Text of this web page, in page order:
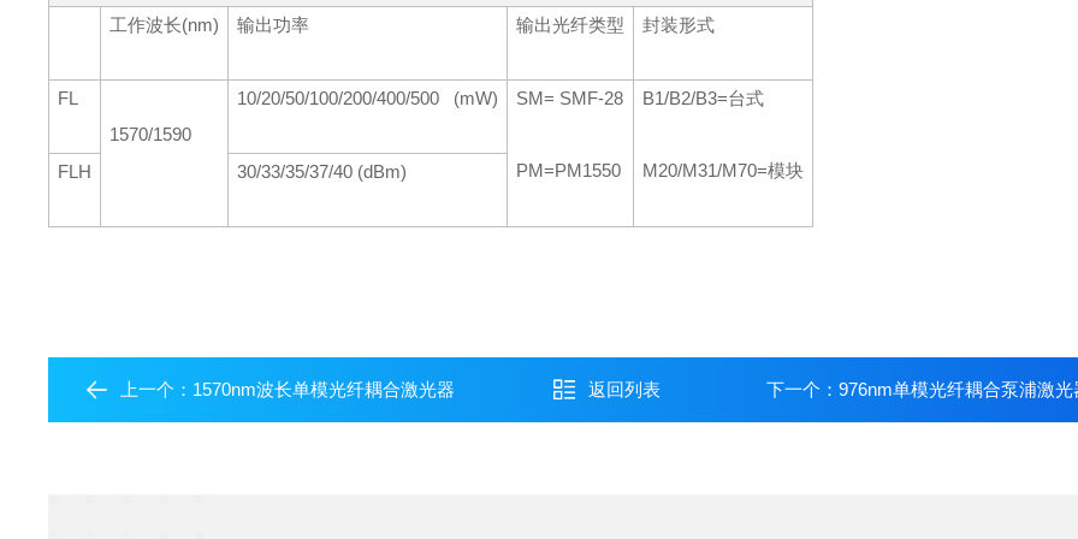
工作波长(nm) 输出功率 输出光纤类型 封装形式
FL
1570/1590
10/20/50/100/200/400/500 (mW) SM= SMF-28
PM=PM1550
B1/B2/B3=台式
M20/M31/M70=模块
FLH 30/33/35/37/40 (dBm)
上一个： 1570nm波长单模光纤耦合激光器 返回列表 下一个： 976nm单模光纤耦合泵浦激光